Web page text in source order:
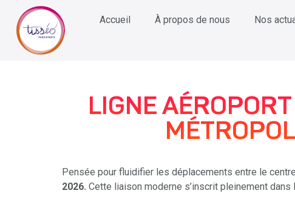
Accueil À propos de nous Nos
LIGNE
Pensée pour fluidifier les déplacements entre le
2026. Cette liaison moderne s’inscrit pleinement